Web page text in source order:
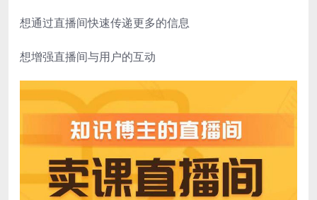
想通过直播间快速传递更多的信息
想增强直播间与用户的互动